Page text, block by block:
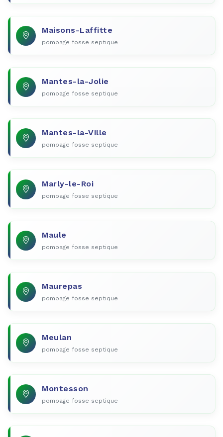
Maisons-Laffitte
pompage fosse septique
Mantes-la-Jolie
pompage fosse septique
Mantes-la-Ville
pompage fosse septique
Marly-le-Roi
pompage fosse septique
Maule
pompage fosse septique
Maurepas
pompage fosse septique
Meulan
pompage fosse septique
Montesson
pompage fosse septique